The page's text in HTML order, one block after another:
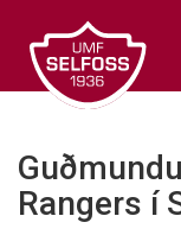
efni
Rangers í